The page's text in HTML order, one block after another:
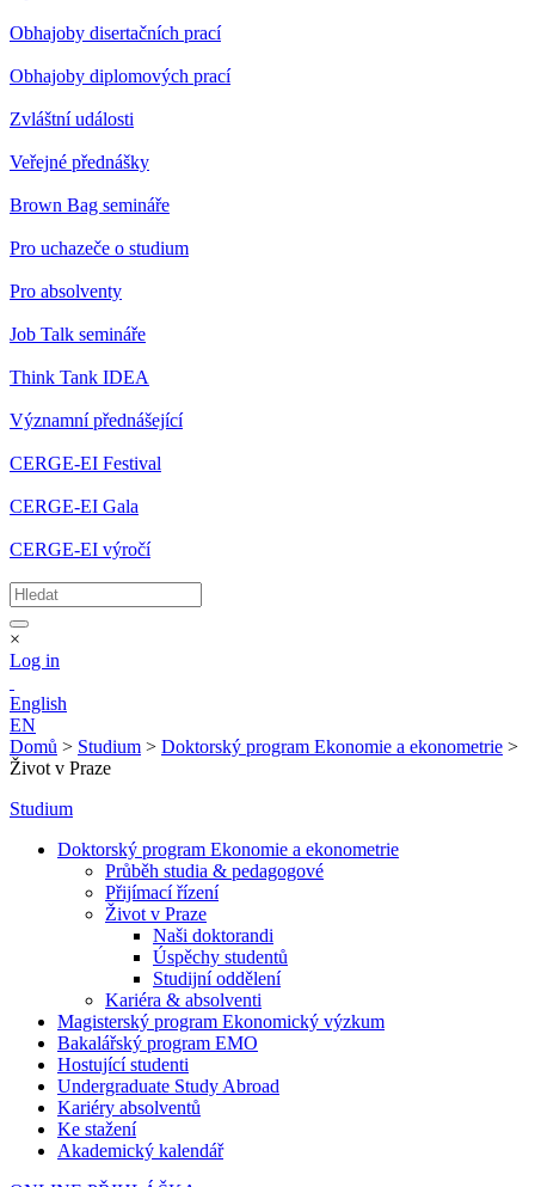
Obhajoby disertačních prací
Obhajoby diplomových prací
Zvláštní události
Veřejné přednášky
Brown Bag semináře
Pro uchazeče o studium
Pro absolventy
Job Talk semináře
Think Tank IDEA
Významní přednášející
CERGE-EI Festival
CERGE-EI Gala
CERGE-EI výročí
×
Log in
English
EN
Domů > Studium > Doktorský program Ekonomie a ekonometrie >
Život v Praze
Studium
Doktorský program Ekonomie a ekonometrie
Průběh studia & pedagogové
Přijímací řízení
Život v Praze
Naši doktorandi
Úspěchy studentů
Studijní oddělení
Kariéra & absolventi
Magisterský program Ekonomický výzkum
Bakalářský program EMO
Hostující studenti
Undergraduate Study Abroad
Kariéry absolventů
Ke stažení
Akademický kalendář